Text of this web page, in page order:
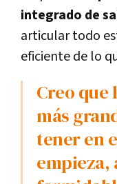
integrado de
articular todo
eficiente de lo
Creo que los dos desafíos
más
tener en
empieza,